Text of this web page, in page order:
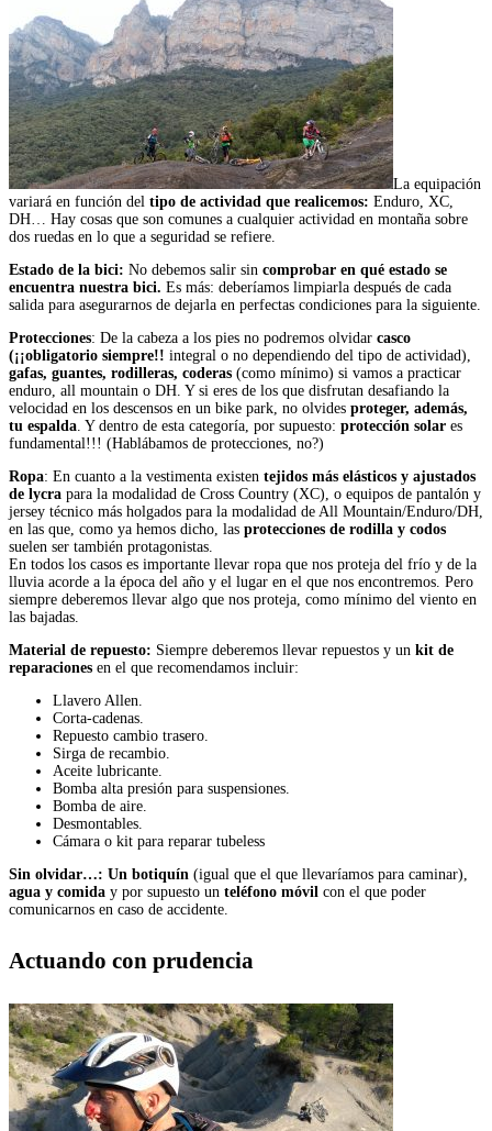
La equipación
variará en función del tipo de actividad que realicemos: Enduro, XC,
DH… Hay cosas que son comunes a cualquier actividad en montaña sobre
dos ruedas en lo que a seguridad se refiere.
Estado de la bici: No debemos salir sin comprobar en qué estado se
encuentra nuestra bici. Es más: deberíamos limpiarla después de cada
salida para asegurarnos de dejarla en perfectas condiciones para la siguiente.
Protecciones: De la cabeza a los pies no podremos olvidar casco
(¡¡obligatorio siempre!! integral o no dependiendo del tipo de actividad),
gafas, guantes, rodilleras, coderas (como mínimo) si vamos a practicar
enduro, all mountain o DH. Y si eres de los que disfrutan desafiando la
velocidad en los descensos en un bike park, no olvides proteger, además,
tu espalda. Y dentro de esta categoría, por supuesto: protección solar es
fundamental!!! (Hablábamos de protecciones, no?)
Ropa: En cuanto a la vestimenta existen tejidos más elásticos y ajustados
de lycra para la modalidad de Cross Country (XC), o equipos de pantalón y
jersey técnico más holgados para la modalidad de All Mountain/Enduro/DH,
en las que, como ya hemos dicho, las protecciones de rodilla y codos
suelen ser también protagonistas.
En todos los casos es importante llevar ropa que nos proteja del frío y de la
lluvia acorde a la época del año y el lugar en el que nos encontremos. Pero
siempre deberemos llevar algo que nos proteja, como mínimo del viento en
las bajadas.
Material de repuesto: Siempre deberemos llevar repuestos y un kit de
reparaciones en el que recomendamos incluir:
Llavero Allen.
Corta-cadenas.
Repuesto cambio trasero.
Sirga de recambio.
Aceite lubricante.
Bomba alta presión para suspensiones.
Bomba de aire.
Desmontables.
Cámara o kit para reparar tubeless
Sin olvidar…: Un botiquín (igual que el que llevaríamos para caminar),
agua y comida y por supuesto un teléfono móvil con el que poder
comunicarnos en caso de accidente.
Actuando con prudencia